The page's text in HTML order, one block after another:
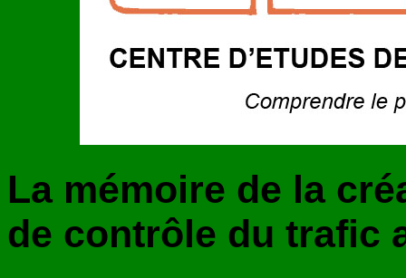
La mémoire de la
de contrôle du trafic